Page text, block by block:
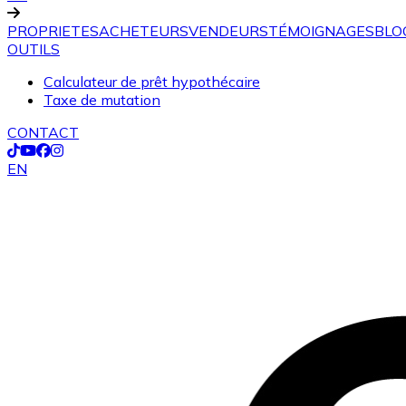
PROPRIETESACHETEURSVENDEURSTÉMOIGNAGES
OUTILS
Calculateur de prêt hypothécaire
Taxe de mutation
CONTACT
EN